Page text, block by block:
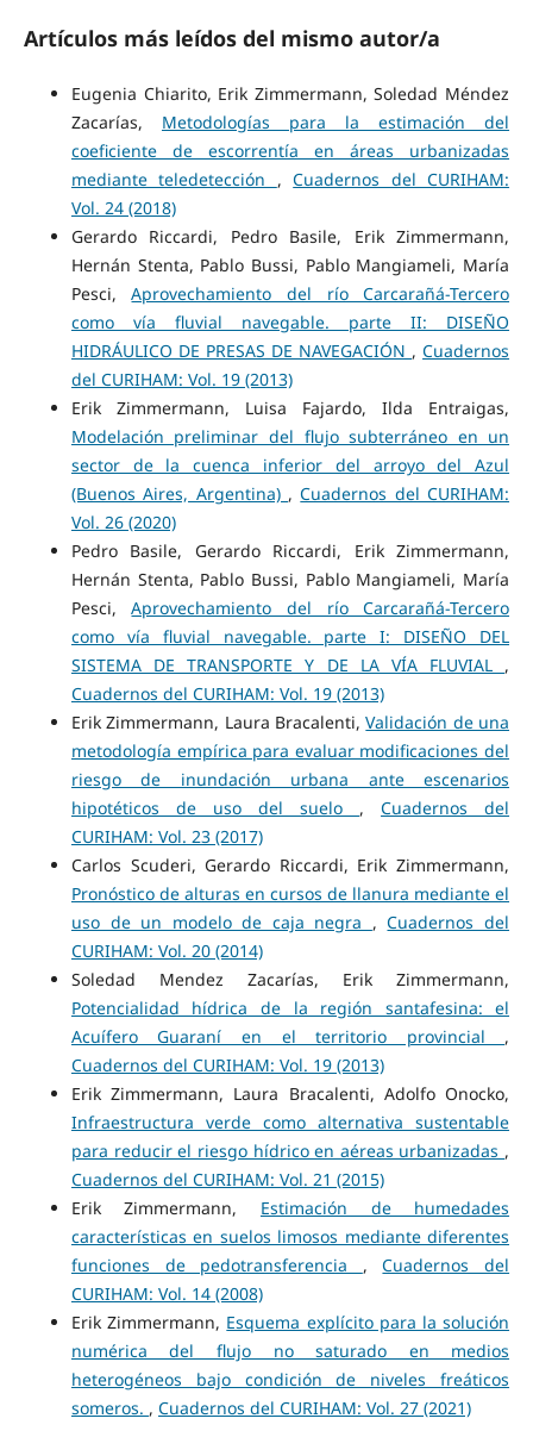
Artículos más leídos del mismo autor/a
Eugenia Chiarito, Erik Zimmermann, Soledad Méndez
Zacarías, Metodologías para la estimación del
coeficiente de escorrentía en áreas urbanizadas
mediante teledetección ,Cuadernos del CURIHAM:
Vol. 24 (2018)
Gerardo Riccardi, Pedro Basile, Erik Zimmermann,
Hernán Stenta, Pablo Bussi, Pablo Mangiameli, María
Pesci,Aprovechamiento del río Carcarañá-Tercero
como vía fluvial navegable. parte II: DISEÑO
HIDRÁULICO DE PRESAS DE NAVEGACIÓN ,Cuadernos
del CURIHAM: Vol. 19 (2013)
Erik Zimmermann, Luisa Fajardo, Ilda Entraigas,
Modelación preliminar del flujo subterráneo en un
sector de la cuenca inferior del arroyo del Azul
(Buenos Aires, Argentina) ,Cuadernos del CURIHAM:
Vol. 26 (2020)
Pedro Basile, Gerardo Riccardi, Erik Zimmermann,
Hernán Stenta, Pablo Bussi, Pablo Mangiameli, María
Pesci,Aprovechamiento del río Carcarañá-Tercero
como vía fluvial navegable. parte I: DISEÑO DEL
SISTEMA DE TRANSPORTE Y DE LA VÍA FLUVIAL ,
Cuadernos del CURIHAM: Vol. 19 (2013)
Erik Zimmermann, Laura Bracalenti,Validación de una
metodología empírica para evaluar modificaciones del
riesgo de inundación urbana ante escenarios
hipotéticos de uso del suelo ,Cuadernos del
CURIHAM: Vol. 23 (2017)
Carlos Scuderi, Gerardo Riccardi, Erik Zimmermann,
Pronóstico de alturas en cursos de llanura mediante el
uso de un modelo de caja negra ,Cuadernos del
CURIHAM: Vol. 20 (2014)
Soledad Mendez Zacarías, Erik Zimmermann,
Potencialidad hídrica de la región santafesina: el
Acuífero Guaraní en el territorio provincial ,
Cuadernos del CURIHAM: Vol. 19 (2013)
Erik Zimmermann, Laura Bracalenti, Adolfo Onocko,
Infraestructura verde como alternativa sustentable
para reducir el riesgo hídrico en aéreas urbanizadas ,
Cuadernos del CURIHAM: Vol. 21 (2015)
Erik Zimmermann, Estimación de humedades
características en suelos limosos mediante diferentes
funciones de pedotransferencia ,Cuadernos del
CURIHAM: Vol. 14 (2008)
Erik Zimmermann, Esquema explícito para la solución
numérica del flujo no saturado en medios
heterogéneos bajo condición de niveles freáticos
someros. , Cuadernos del CURIHAM: Vol. 27 (2021)